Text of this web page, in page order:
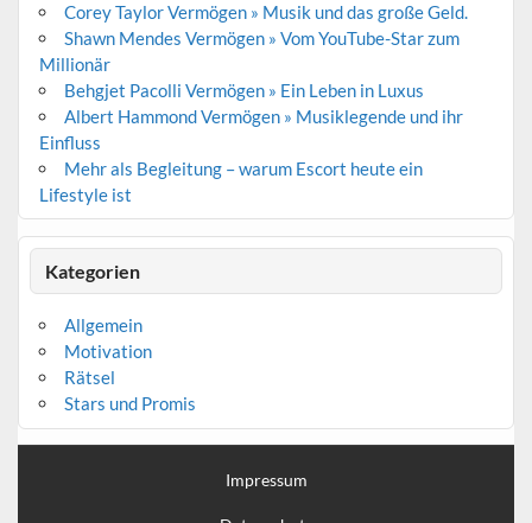
Corey Taylor Vermögen » Musik und das große Geld.
Shawn Mendes Vermögen » Vom YouTube-Star zum
Millionär
Behgjet Pacolli Vermögen » Ein Leben in Luxus
Albert Hammond Vermögen » Musiklegende und ihr
Einfluss
Mehr als Begleitung – warum Escort heute ein
Lifestyle ist
Kategorien
Allgemein
Motivation
Rätsel
Stars und Promis
Impressum